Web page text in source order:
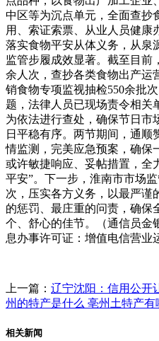
中区等为沉点单元，全面查抄
用、索证索票、从业人员健康
落实食物平安从体义务，从泉
监管步履成效显著。截至目前
余人次，查抄各类食物出产运
销食物专项监视抽检550余批
题，法律人员已现场责令相关
为依法进行查处，确保节日市
日平稳有序。两节期间，通
情监测，完美应急预案，确保
或许敏捷响应、妥帖措置，全
平安”。下一步，淮南市市场
次，压实各方义务，以最严谨
的惩罚、最庄重的问责，确保
个、舒心的佳节。（通信员金
息办事许可证：增值电信营业
上一篇： 辽宁沈阳：信用公开
州的特产是什么 亳州土特产有
相关新闻